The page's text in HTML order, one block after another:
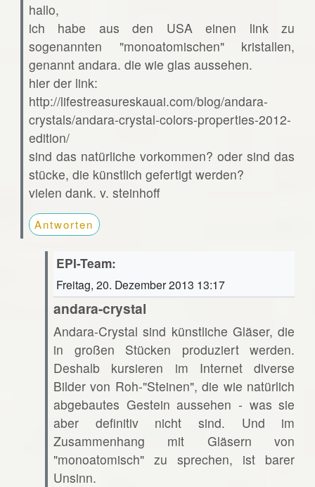
hallo,
ich habe aus den USA einen link zu
sogenannten "monoatomischen" kristallen,
genannt andara. die wie glas aussehen.
hier der link:
http://lifestreasureskauai.com/blog/andara-
crystals/andara-crystal-colors-properties-2012-
edition/
sind das natürliche vorkommen? oder sind das
stücke, die künstlich gefertigt werden?
vielen dank. v. steinhoff
Antworten
EPI-Team:
Freitag, 20. Dezember 2013 13:17
andara-crystal
Andara-Crystal sind künstliche Gläser, die
in großen Stücken produziert werden.
Deshalb kursieren im Internet diverse
Bilder von Roh-"Steinen", die wie natürlich
abgebautes Gestein aussehen - was sie
aber definitiv nicht sind. Und im
Zusammenhang mit Gläsern von
"monoatomisch" zu sprechen, ist barer
Unsinn.